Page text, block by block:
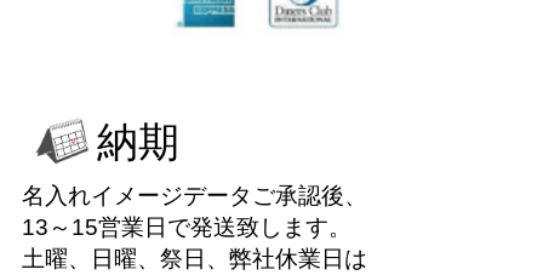
納期
名入れイメージデータご承認後、
13～15営業日で発送致します。
土曜、日曜、祭日、弊社休業日は